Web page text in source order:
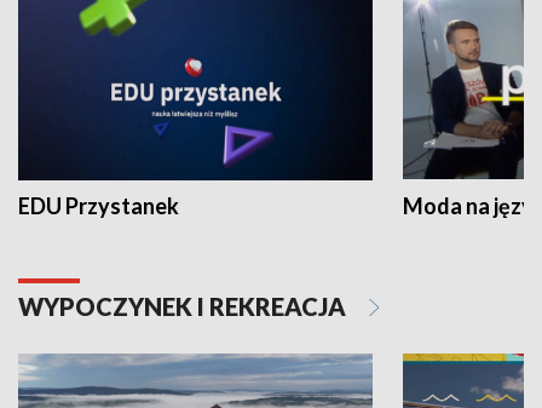
EDU Przystanek Moda na
WYPOCZYNEK I REKREACJA